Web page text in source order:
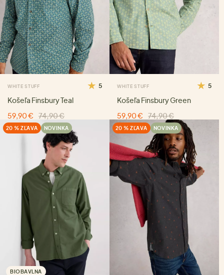
WHITE STUFF 5
Košeľa Finsbury Teal
59,90 €
74,90 €
WHITE STUFF 5
Košeľa Finsbury Green
59,90 €
74,90 €
20 % ZĽAVA NOVINKA
BIOBAVLNA
20 % ZĽAVA NOVINKA